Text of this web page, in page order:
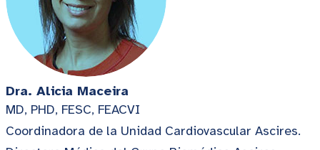
Dra. Alicia Maceira
MD, PHD, FESC, FEACVI
Coordinadora de la Unidad Cardiovascular Ascires.